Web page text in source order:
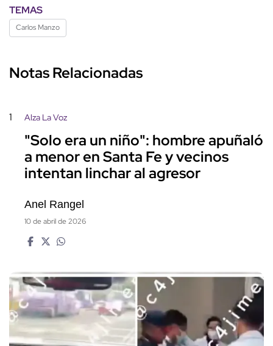
TEMAS
Carlos Manzo
Notas Relacionadas
1 Alza La Voz
"Solo era un niño": hombre apuñaló
a menor en Santa Fe y vecinos
intentan linchar al agresor
Anel Rangel
10 de abril de 2026